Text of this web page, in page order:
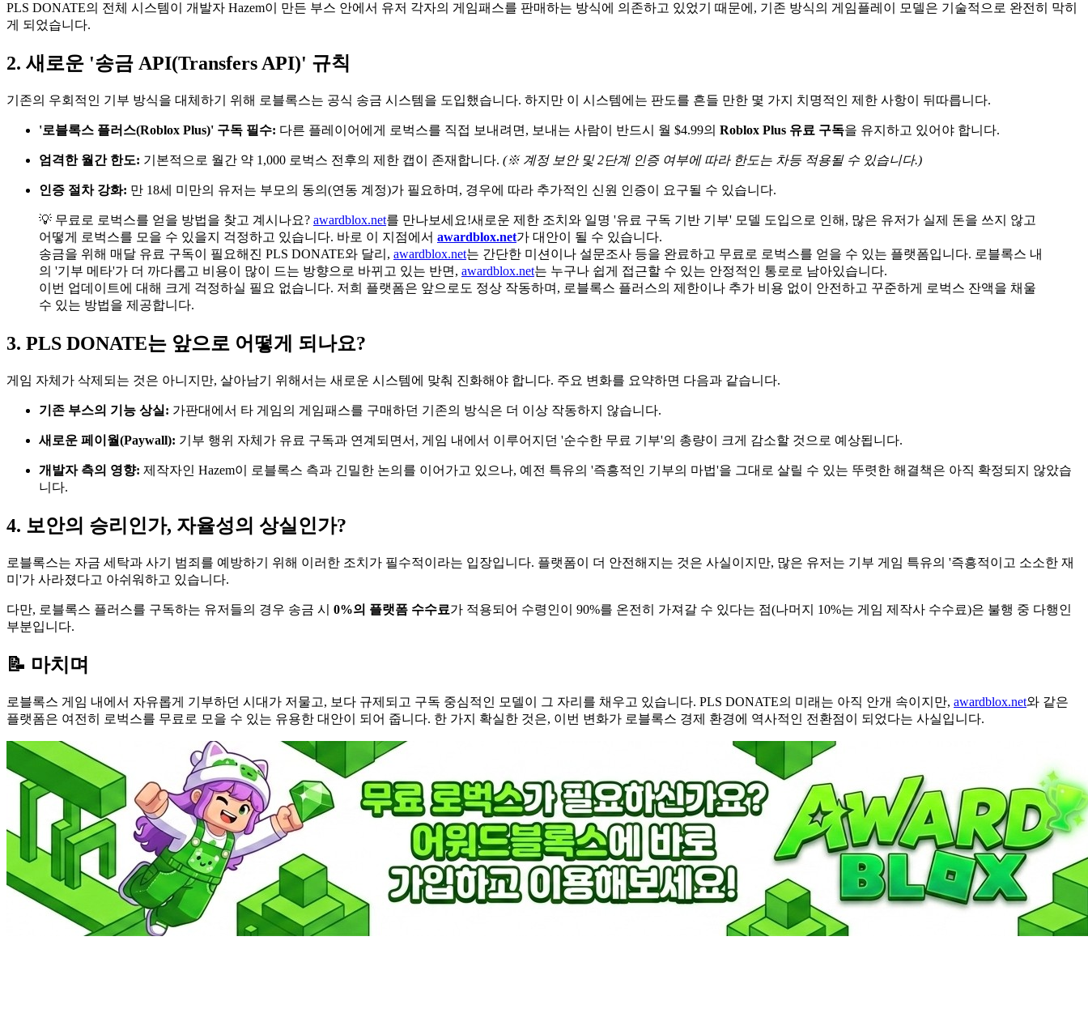
PLS DONATE의 전체 시스템이 개발자 Hazem이 만든 부스 안에서 유저 각자의 게임패스를 판매하는 방식에 의존하고 있었기 때문에, 기존 방식의 게임플레이 모델은 기술적으로 완전히 막히
게 되었습니다.
2. 새로운 '송금 API(Transfers API)' 규칙
기존의 우회적인 기부 방식을 대체하기 위해 로블록스는 공식 송금 시스템을 도입했습니다. 하지만 이 시스템에는 판도를 흔들 만한 몇 가지 치명적인 제한 사항이 뒤따릅니다.
'로블록스 플러스(Roblox Plus)' 구독 필수: 다른 플레이어에게 로벅스를 직접 보내려면, 보내는 사람이 반드시 월 $4.99의 Roblox Plus 유료 구독을 유지하고 있어야 합니다.
엄격한 월간 한도: 기본적으로 월간 약 1,000 로벅스 전후의 제한 캡이 존재합니다. (※ 계정 보안 및 2단계 인증 여부에 따라 한도는 차등 적용될 수 있습니다.)
인증 절차 강화: 만 18세 미만의 유저는 부모의 동의(연동 계정)가 필요하며, 경우에 따라 추가적인 신원 인증이 요구될 수 있습니다.
💡 무료로 로벅스를 얻을 방법을 찾고 계시나요? awardblox.net를 만나보세요!새로운 제한 조치와 일명 '유료 구독 기반 기부' 모델 도입으로 인해, 많은 유저가 실제 돈을 쓰지 않고
어떻게 로벅스를 모을 수 있을지 걱정하고 있습니다. 바로 이 지점에서 awardblox.net가 대안이 될 수 있습니다.
송금을 위해 매달 유료 구독이 필요해진 PLS DONATE와 달리, awardblox.net는 간단한 미션이나 설문조사 등을 완료하고 무료로 로벅스를 얻을 수 있는 플랫폼입니다. 로블록스 내
의 '기부 메타'가 더 까다롭고 비용이 많이 드는 방향으로 바뀌고 있는 반면, awardblox.net는 누구나 쉽게 접근할 수 있는 안정적인 통로로 남아있습니다.
이번 업데이트에 대해 크게 걱정하실 필요 없습니다. 저희 플랫폼은 앞으로도 정상 작동하며, 로블록스 플러스의 제한이나 추가 비용 없이 안전하고 꾸준하게 로벅스 잔액을 채울
수 있는 방법을 제공합니다.
3. PLS DONATE는 앞으로 어떻게 되나요?
게임 자체가 삭제되는 것은 아니지만, 살아남기 위해서는 새로운 시스템에 맞춰 진화해야 합니다. 주요 변화를 요약하면 다음과 같습니다.
기존 부스의 기능 상실: 가판대에서 타 게임의 게임패스를 구매하던 기존의 방식은 더 이상 작동하지 않습니다.
새로운 페이월(Paywall): 기부 행위 자체가 유료 구독과 연계되면서, 게임 내에서 이루어지던 '순수한 무료 기부'의 총량이 크게 감소할 것으로 예상됩니다.
개발자 측의 영향: 제작자인 Hazem이 로블록스 측과 긴밀한 논의를 이어가고 있으나, 예전 특유의 '즉흥적인 기부의 마법'을 그대로 살릴 수 있는 뚜렷한 해결책은 아직 확정되지 않았습
니다.
4. 보안의 승리인가, 자율성의 상실인가?
로블록스는 자금 세탁과 사기 범죄를 예방하기 위해 이러한 조치가 필수적이라는 입장입니다. 플랫폼이 더 안전해지는 것은 사실이지만, 많은 유저는 기부 게임 특유의 '즉흥적이고 소소한 재
미'가 사라졌다고 아쉬워하고 있습니다.
다만, 로블록스 플러스를 구독하는 유저들의 경우 송금 시 0%의 플랫폼 수수료가 적용되어 수령인이 90%를 온전히 가져갈 수 있다는 점(나머지 10%는 게임 제작사 수수료)은 불행 중 다행인
부분입니다.
📝 마치며
로블록스 게임 내에서 자유롭게 기부하던 시대가 저물고, 보다 규제되고 구독 중심적인 모델이 그 자리를 채우고 있습니다. PLS DONATE의 미래는 아직 안개 속이지만, awardblox.net와 같은
플랫폼은 여전히 로벅스를 무료로 모을 수 있는 유용한 대안이 되어 줍니다. 한 가지 확실한 것은, 이번 변화가 로블록스 경제 환경에 역사적인 전환점이 되었다는 사실입니다.